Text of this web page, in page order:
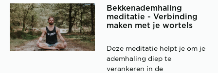
Bekkenademhaling
meditatie - Verbinding
maken met je wortels
Deze meditatie helpt je om je
ademhaling diep te
verankeren in de